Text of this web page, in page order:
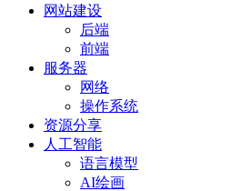
网站建设
后端
前端
服务器
网络
操作系统
资源分享
人工智能
语言模型
AI绘画